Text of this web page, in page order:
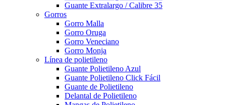
Guante Extralargo / Calibre 35
Gorros
Gorro Malla
Gorro Oruga
Gorro Veneciano
Gorro Monja
Línea de polietileno
Guante Polietileno Azul
Guante Polietileno Click Fácil
Guante de Polietileno
Delantal de Polietileno